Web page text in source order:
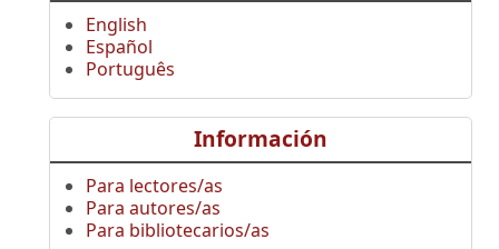
English
Español
Português
Información
Para lectores/as
Para autores/as
Para bibliotecarios/as